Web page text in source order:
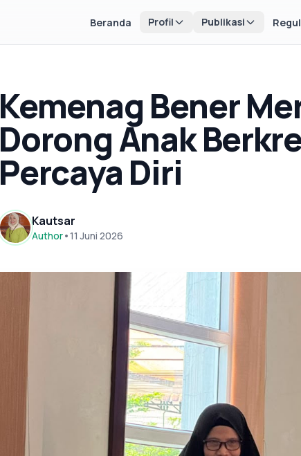
Beranda Profil Publikasi
Kemenag Bener
Dorong Anak
Percaya Diri
Kautsar
Author•11 Juni 2026